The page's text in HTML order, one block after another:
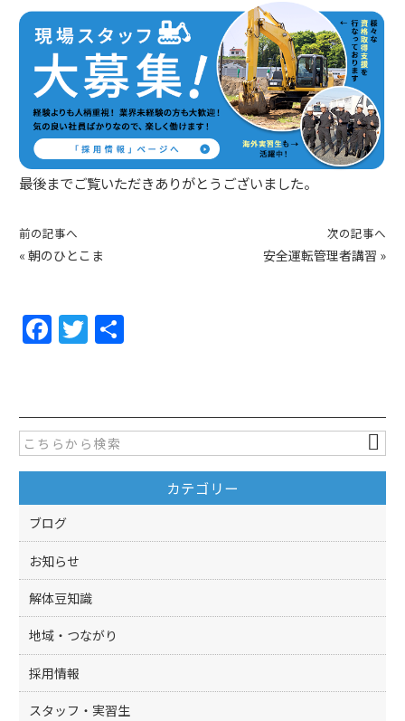
最後までご覧いただきありがとうございました。
前の記事へ
« 朝のひとこま
次の記事へ
安全運転管理者講習 »
F
a
e
b
o
o
k
T
w
er
カテゴリー
ブログ
お知らせ
解体豆知識
地域・つながり
採用情報
スタッフ・実習生